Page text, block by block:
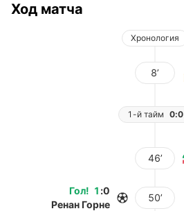
Ход матча
Хронология
8’
1-й тайм 0:0
46’
Гол! 1 :0
Ренан Горне
50’